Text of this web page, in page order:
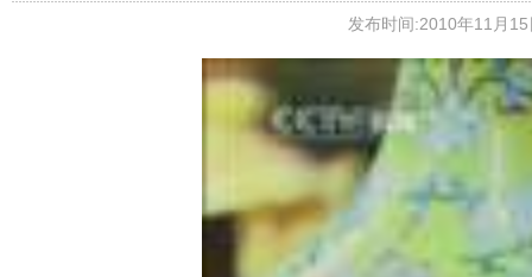
发布时间:2010年11月